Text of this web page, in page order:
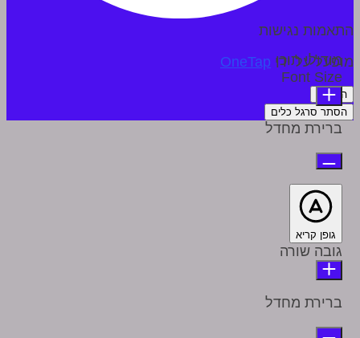
התאמות נגישות
מופעל על ידי OneTap
הצהרה
הסתר סרגל כלים
מודולי תוכן
Font Size
ברירת מחדל
גופן קריא
גובה שורה
ברירת מחדל